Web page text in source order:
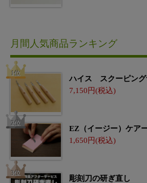
月間人気商品ランキング
ハイス スクーピング
7,150
EZ（イージー）ケア
1,650
彫刻刀の研ぎ直し